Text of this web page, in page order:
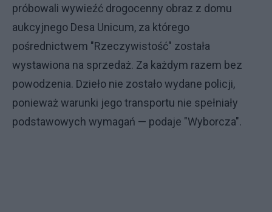
próbowali wywieźć drogocenny obraz z domu
aukcyjnego Desa Unicum, za którego
pośrednictwem "Rzeczywistość" została
wystawiona na sprzedaż. Za każdym razem bez
powodzenia. Dzieło nie zostało wydane policji,
ponieważ warunki jego transportu nie spełniały
podstawowych wymagań — podaje "Wyborcza".